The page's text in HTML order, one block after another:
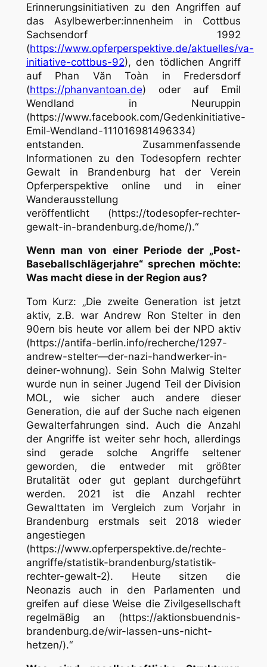
Erinnerungsinitiativen zu den Angriffen auf
das Asylbewerber:innenheim in Cottbus
Sachsendorf 1992
(https://www.opferperspektive.de/aktuelles/va-
initiative-cottbus-92), den tödlichen Angriff
auf Phan Văn Toàn in Fredersdorf
(https://phanvantoan.de) oder auf Emil
Wendland in Neuruppin
(https://www.facebook.com/Gedenkinitiative-
Emil-Wendland-111016981496334)
entstanden. Zusammenfassende
Informationen zu den Todesopfern rechter
Gewalt in Brandenburg hat der Verein
Opferperspektive online und in einer
Wanderausstellung
veröffentlicht (https://todesopfer-rechter-
gewalt-in-brandenburg.de/home/).“
Wenn man von einer Periode der „Post-
Baseballschlägerjahre“ sprechen möchte:
Was macht diese in der Region aus?
Tom Kurz: „Die zweite Generation ist jetzt
aktiv, z.B. war Andrew Ron Stelter in den
90ern bis heute vor allem bei der NPD aktiv
(https://antifa-berlin.info/recherche/1297-
andrew-stelter—der-nazi-handwerker-in-
deiner-wohnung). Sein Sohn Malwig Stelter
wurde nun in seiner Jugend Teil der Division
MOL, wie sicher auch andere dieser
Generation, die auf der Suche nach eigenen
Gewalterfahrungen sind. Auch die Anzahl
der Angriffe ist weiter sehr hoch, allerdings
sind gerade solche Angriffe seltener
geworden, die entweder mit größter
Brutalität oder gut geplant durchgeführt
werden. 2021 ist die Anzahl rechter
Gewalttaten im Vergleich zum Vorjahr in
Brandenburg erstmals seit 2018 wieder
angestiegen
(https://www.opferperspektive.de/rechte-
angriffe/statistik-brandenburg/statistik-
rechter-gewalt-2). Heute sitzen die
Neonazis auch in den Parlamenten und
greifen auf diese Weise die Zivilgesellschaft
regelmäßig an (https://aktionsbuendnis-
brandenburg.de/wir-lassen-uns-nicht-
hetzen/).“